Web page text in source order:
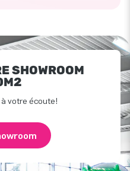
SHOWROOM
votre écoute!